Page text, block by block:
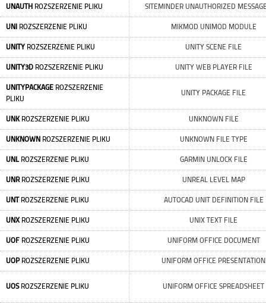
UNAUTH ROZSZERZENIE PLIKU SITEMINDER UNAUTHORIZED
UNI ROZSZERZENIE PLIKU MIKMOD UNIMOD MODULE
UNITY ROZSZERZENIE PLIKU UNITY SCENE FILE
UNITY3D ROZSZERZENIE PLIKU UNITY WEB PLAYER FILE
UNITYPACKAGE ROZSZERZENIE
PLIKU
UNITY PACKAGE FILE
UNKROZSZERZENIE PLIKU UNKNOWN FILE
UNKNOWN ROZSZERZENIE PLIKU UNKNOWN FILE TYPE
UNLROZSZERZENIE PLIKU GARMIN UNLOCK FILE
UNRROZSZERZENIE PLIKU UNREAL LEVEL MAP
UNTROZSZERZENIE PLIKU AUTOCAD UNIT DEFINITION FILE
UNXROZSZERZENIE PLIKU UNIX TEXT FILE
UOF ROZSZERZENIE PLIKU UNIFORM OFFICE DOCUMENT
UOPROZSZERZENIE PLIKU UNIFORM OFFICE PRESENTATION
UOSROZSZERZENIE PLIKU UNIFORM OFFICE SPREADSHEET